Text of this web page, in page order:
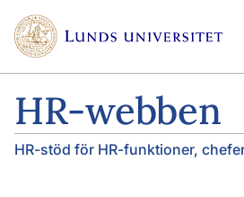
Hoppa till huvudinnehåll
Hoppa till huvudinnehåll
HR-webben
HR-stöd för HR-funktioner,